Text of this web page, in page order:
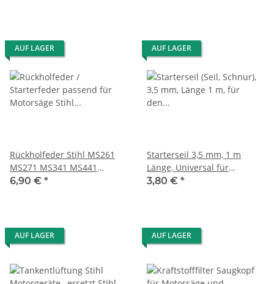
AUF LAGER
Rückholfeder Stihl MS261
MS271 MS341 MS441
11351900600
6,90 € *
AUF LAGER
Starterseil 3,5 mm, 1 m
Länge, Universal für
Motorsäge, Freischneider ...
3,80 € *
AUF LAGER AUF LAGER